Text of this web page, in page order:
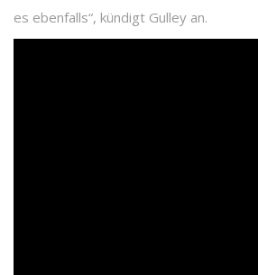
es ebenfalls“, kündigt Gulley an.